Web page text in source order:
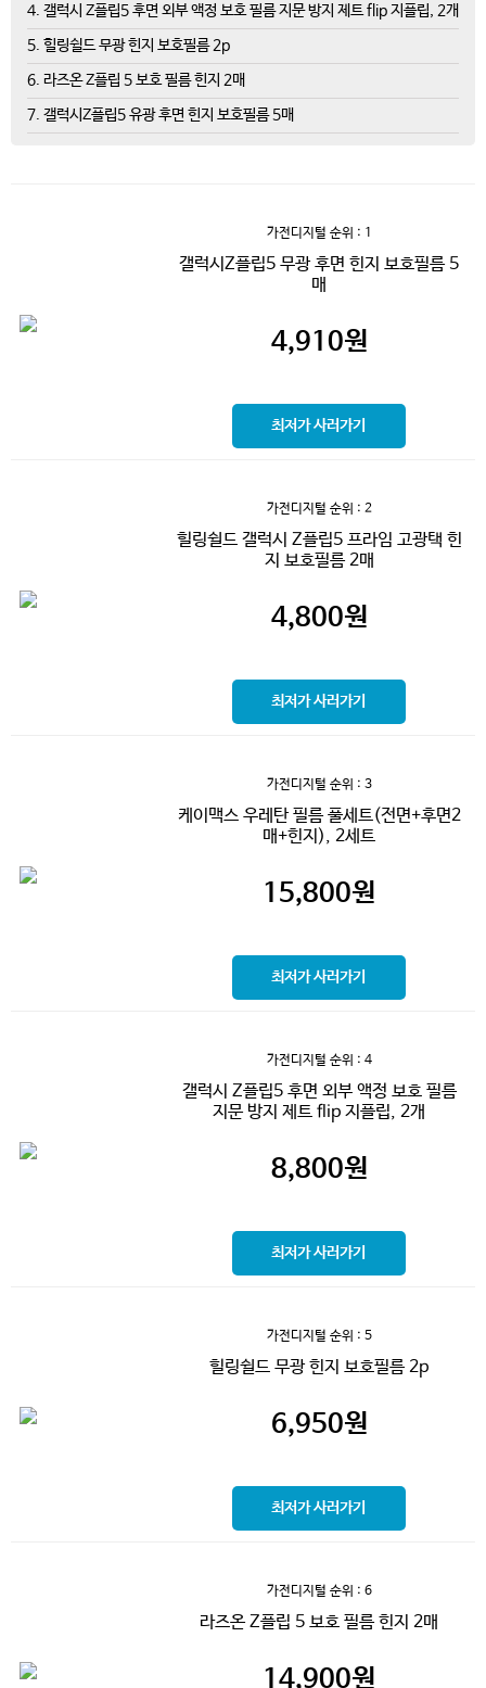
4. 갤럭시 Z플립5 후면 외부 액정 보호 필름 지문 방지 제트 flip 지플립, 2개
5. 힐링쉴드 무광 힌지 보호필름 2p
6. 라즈온 Z플립 5 보호 필름 힌지 2매
7. 갤럭시Z플립5 유광 후면 힌지 보호필름 5매
가전디지털 순위 : 1
갤럭시Z플립5 무광 후면 힌지 보호필름 5
매
4,910원
최저가 사러가기
가전디지털 순위 : 2
힐링쉴드 갤럭시 Z플립5 프라임 고광택 힌
지 보호필름 2매
4,800원
최저가 사러가기
가전디지털 순위 : 3
케이맥스 우레탄 필름 풀세트(전면+후면2
매+힌지), 2세트
15,800원
최저가 사러가기
가전디지털 순위 : 4
갤럭시 Z플립5 후면 외부 액정 보호 필름
지문 방지 제트 flip 지플립, 2개
8,800원
최저가 사러가기
가전디지털 순위 : 5
힐링쉴드 무광 힌지 보호필름 2p
6,950원
최저가 사러가기
가전디지털 순위 : 6
라즈온 Z플립 5 보호 필름 힌지 2매
14,900원